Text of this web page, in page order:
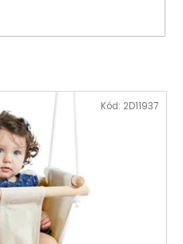
Kód: 2D11937